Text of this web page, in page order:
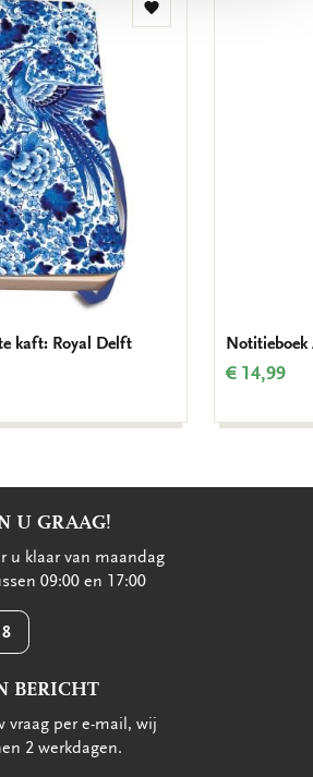
Toevoegen
kaft: Royal Delft
€ 14,99
U GRAAG!
u klaar van maandag
09:00 en 17:00
BERICHT
vraag per e-mail, wij
2 werkdagen.